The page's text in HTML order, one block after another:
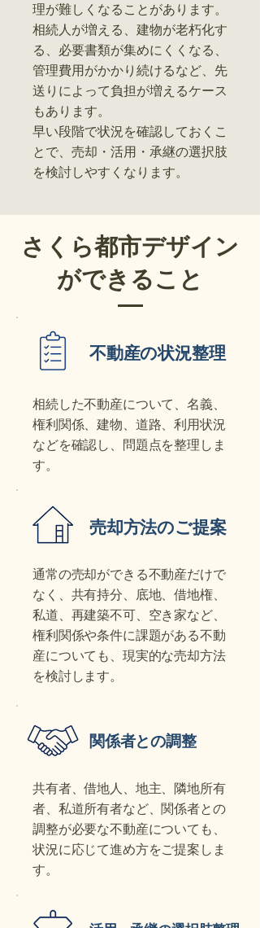
理が難しくなることがあります。
相続人が増える、建物が老朽化す
る、必要書類が集めにくくなる、
管理費用がかかり続けるなど、先
送りによって負担が増えるケース
もあります。
早い段階で状況を確認しておくこ
とで、売却・活用・承継の選択肢
を検討しやすくなります。
さくら都市デザイン
ができること
不動産の状況整理
相続した不動産について、名義、
権利関係、建物、道路、利用状況
などを確認し、問題点を整理しま
す。
売却方法のご提案
通常の売却ができる不動産だけで
なく、共有持分、底地、借地権、
私道、再建築不可、空き家など、
権利関係や条件に課題がある不動
産についても、現実的な売却方法
を検討します。
関係者との調整
共有者、借地人、地主、隣地所有
者、私道所有者など、関係者との
調整が必要な不動産についても、
状況に応じて進め方をご提案しま
す。